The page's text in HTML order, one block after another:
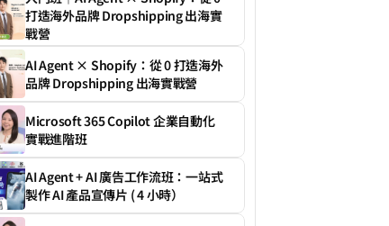
打造海外品牌 Dropshipping 出海實
戰營
AI Agent × Shopify：從 0 打造海外
品牌 Dropshipping 出海實戰營
Microsoft 365 Copilot 企業自動化
實戰進階班
AI Agent + AI 廣告工作流班：一站式
製作 AI 產品宣傳片 ( 4 小時）